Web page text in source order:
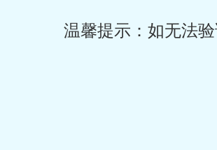
温馨提示：如无法验